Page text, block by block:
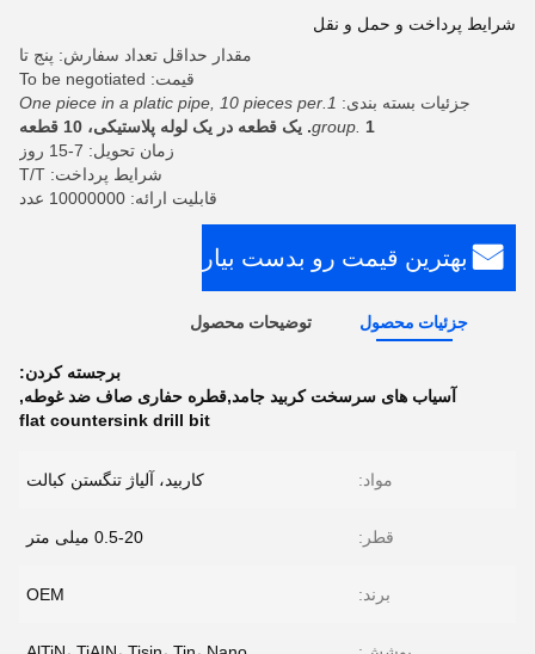
شرایط پرداخت و حمل و نقل
مقدار حداقل تعداد سفارش: پنج تا
قیمت: To be negotiated
جزئیات بسته بندی:
1.One piece in a platic pipe, 10 pieces per
group. 1. یک قطعه در یک لوله پلاستیکی، 10 قطعه
زمان تحویل: 7-15 روز
شرایط پرداخت: T/T
قابلیت ارائه: 10000000 عدد
بهترین قیمت رو بدست بیار
جزئیات محصول توضیحات محصول
برجسته کردن:
آسیاب های سرسخت کربید جامد,قطره حفاری صاف ضد غوطه,
flat countersink drill bit
مواد: کاربید، آلیاژ تنگستن کبالت
قطر: 0.5-20 میلی متر
برند: OEM